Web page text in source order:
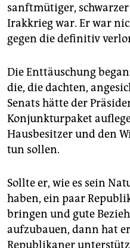
sanftmütiger,
Irakkrieg war. Er war
gegen die definitiv
Die Enttäuschung
die, die dachten,
Senats hätte der
Konjunkturpaket
Hausbesitzer und den
tun sollen.
Sollte er, wie es sein
haben, ein paar
bringen und gute
aufzubauen, dann hat
Republikaner